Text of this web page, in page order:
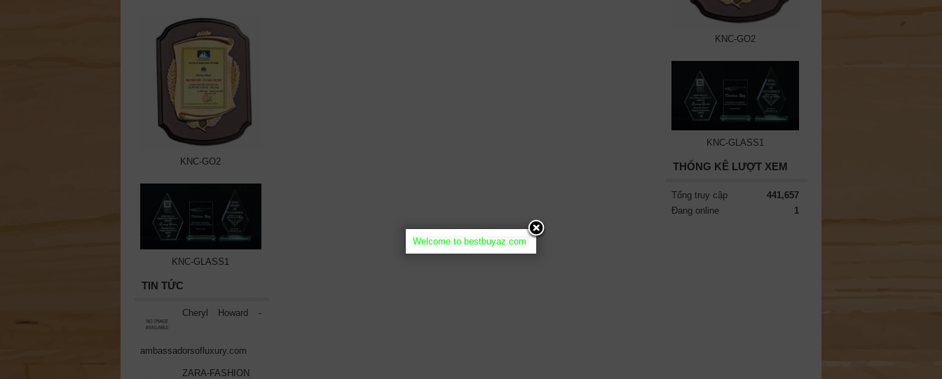
KNC-GO2
KNC-GLASS1
THỐNG KÊ LƯỢT XEM
Tổng truy cập
441,657
Đang online
1
KNC-GO2
KNC-GLASS1
TIN TỨC
Cheryl Howard -
ambassadorsofluxury.com
ZARA-FASHION
Welcome to bestbuyaz.com